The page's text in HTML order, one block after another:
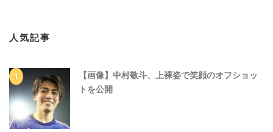
人気記事
【画像】中村敬斗、上裸姿で笑顔のオフショッ
トを公開